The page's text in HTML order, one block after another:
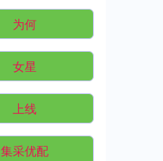
为何
女星
上线
集采优配